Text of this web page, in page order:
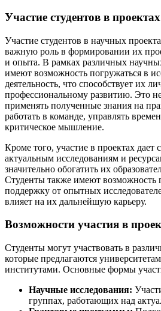
Участие студентов в
Участие студентов в научных
важную роль в формировании их
и опыта. В рамках различных
имеют возможность погружаться в
деятельность, что способствует их
профессиональному развитию. Это
применять полученные знания на
работать в команде, управлять
критическое мышление.
Кроме того, участие в проектах дает
актуальным исследованиям и
значительно обогатить их
Студенты также имеют возможность
поддержку от опытных
влияет на их дальнейшую карьеру.
Возможности участия в
Студенты могут участвовать в
которые предлагаются
институтами. Основные формы
Научные исследования:
группах, работающих над